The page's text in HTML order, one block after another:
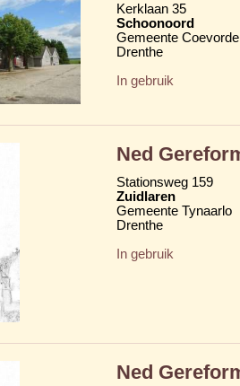
Kerklaan 35
Schoonoord
Gemeente
Drenthe
In gebruik
Ned
Stationsweg 159
Zuidlaren
Gemeente Tynaarlo
Drenthe
In gebruik
Ned